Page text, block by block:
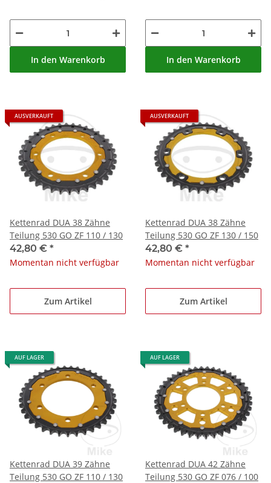
In den Warenkorb In den Warenkorb
AUSVERKAUFT
Kettenrad DUA 38 Zähne
Teilung 530 GO ZF 110 / 130
42,80 € *
Momentan nicht verfügbar
Zum Artikel
AUSVERKAUFT
Kettenrad DUA 38 Zähne
Teilung 530 GO ZF 130 / 150
42,80 € *
Momentan nicht verfügbar
Zum Artikel
AUF LAGER
Kettenrad DUA 39 Zähne
Teilung 530 GO ZF 110 / 130
AUF LAGER
Kettenrad DUA 42 Zähne
Teilung 530 GO ZF 076 / 100